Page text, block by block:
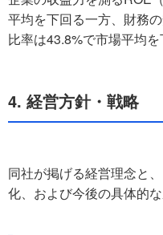
平均を下回る一方、財務
比率は43.8%で市場平均を
4. 経営方針・戦略
同社が掲げる経営理念と
化、および今後の具体的